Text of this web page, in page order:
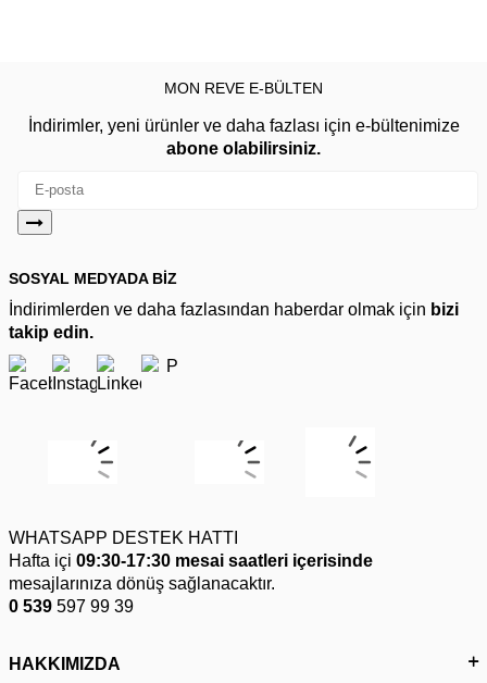
MON REVE E-BÜLTEN
İndirimler, yeni ürünler ve daha fazlası için e-bültenimize
abone olabilirsiniz.
SOSYAL MEDYADA BİZ
İndirimlerden ve daha fazlasından haberdar olmak için bizi
takip edin.
WHATSAPP DESTEK HATTI
Hafta içi 09:30-17:30 mesai saatleri içerisinde
mesajlarınıza dönüş sağlanacaktır.
0 539 597 99 39
HAKKIMIZDA